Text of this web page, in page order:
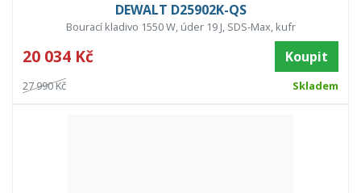
DEWALT D25902K-QS
Bourací kladivo 1550 W, úder 19 J, SDS-Max, kufr
20 034 Kč Koupit
27 990 Kč Skladem